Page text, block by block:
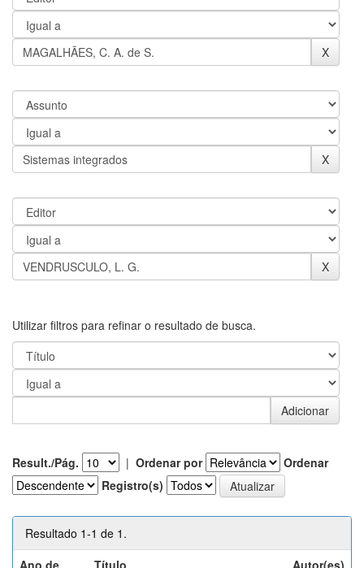
Utilizar filtros para refinar o resultado de busca.
Result./Pág. | Ordenar por
Ordenar
Registro(s)
Resultado 1-1 de 1.
Ano de
Título Autor(es)